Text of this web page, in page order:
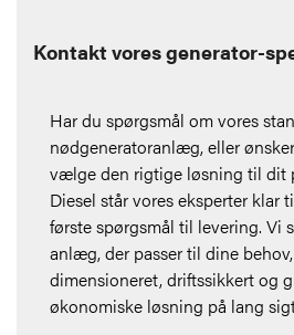
Kontakt vores generator-
Har du spørgsmål om vores
nødgeneratoranlæg, eller
vælge den rigtige løsning til dit
Diesel står vores eksperter klar
første spørgsmål til levering. Vi
anlæg, der passer til dine
dimensioneret, driftssikkert og
økonomiske løsning på lang